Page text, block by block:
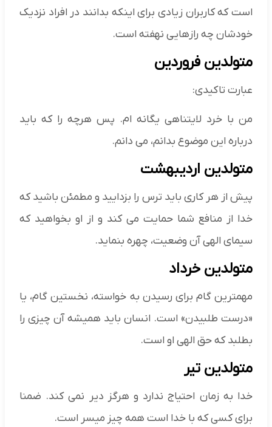
است که کاربران زیادی برای اینکه بدانند در افراد نزدیک
خودشان چه رازهایی نهفته است.
متولدین فروردین
عبارت تاکیدی:
من با خرد لایتناهی یگانه ام. پس هرچه را که باید
درباره این موضوع بدانم، می دانم.
متولدین اردیبهشت
پیش از هر کاری باید ترس را بزدایید و مطمئن باشید که
خدا از منافع شما حمایت می کند و از او بخواهید که
سیمای الهی آن وضعیت، چهره بنماید.
متولدین خرداد
مهمترین گام برای رسیدن به خواسته، نخستین گام، یا
«درست طلبیدن» است. انسان باید همیشه آن چیزی را
بطلبد که حق الهی او است.
متولدین تیر
خدا به زمان احتیاج ندارد و هرگز دیر نمی کند. ضمنا
برای کسی که با خدا است همه چیز میسر است.